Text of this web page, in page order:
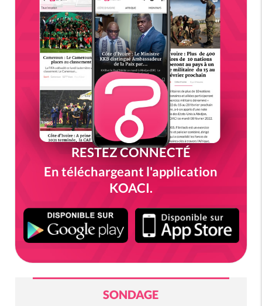
RESTEZ CONNECTÉ
En téléchargeant l'application
KOACI.
SONDAGE